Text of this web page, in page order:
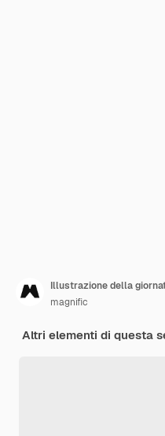
Illustrazione della
magnific
Altri elementi di questa